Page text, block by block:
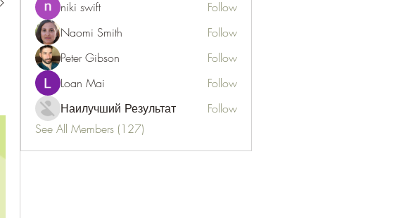
niki swift
Follow
Naomi Smith
Follow
Peter Gibson
Follow
Loan Mai
Follow
Наилучший Результат
Follow
See All Members (127)